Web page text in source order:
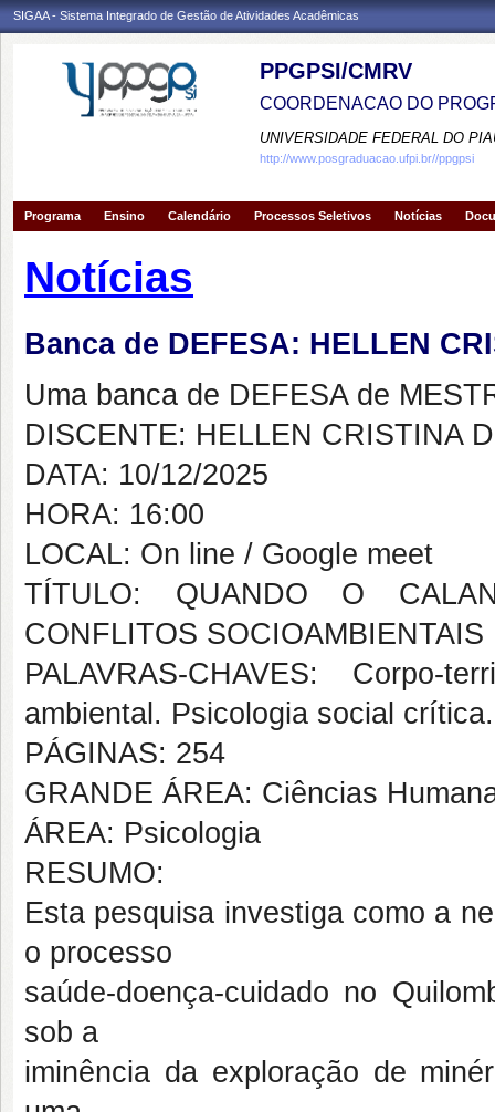
SIGAA - Sistema Integrado de Gestão de Atividades Acadêmicas
PPGPSI/CMRV
COORDENACAO DO
UNIVERSIDADE FEDERAL DO
http://www.posgraduacao.ufpi.br//ppgpsi
Programa Ensino Calendário Processos Seletivos Notícias
Notícias
Banca de DEFESA: HELLEN
Uma banca de DEFESA de
DISCENTE: HELLEN CRISTINA
DATA: 10/12/2025
HORA: 16:00
LOCAL: On line / Google meet
TÍTULO: QUANDO O
CONFLITOS
PALAVRAS-CHAVES: Corpo-
ambiental. Psicologia social
PÁGINAS: 254
GRANDE ÁREA: Ciências
ÁREA: Psicologia
RESUMO:
Esta pesquisa investiga como a
o processo
saúde-doença-cuidado no
sob a
iminência da exploração de